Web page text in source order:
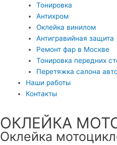
Тонировка
Антихром
Оклейка винилом
Антигравийная защита
Ремонт фар в Москве
Тонировка передних
Перетяжка салона
Наши работы
Контакты
ОКЛЕЙКА
Оклейка